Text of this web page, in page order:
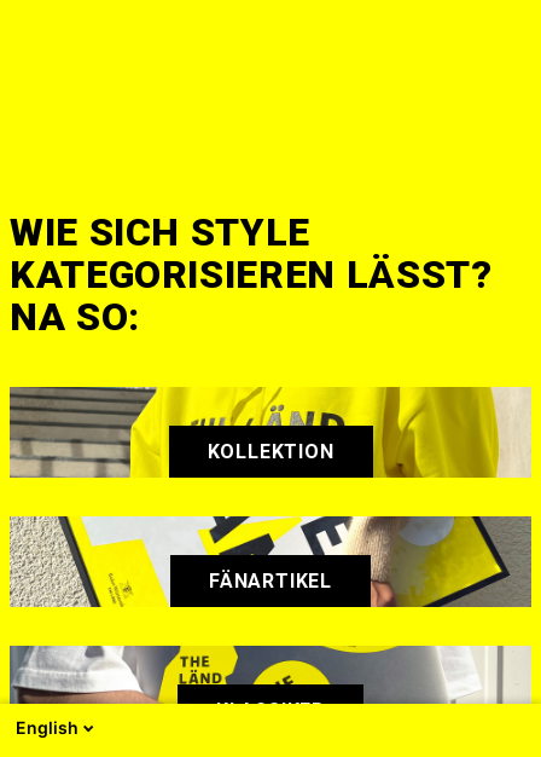
WIE SICH STYLE
KATEGORISIEREN LÄSST?
NA SO:
KOLLEKTION
FÄNARTIKEL
KLASSIKER
English